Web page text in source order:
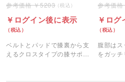
4
一番人気
当院で一番人気のコルセッ
もよく汚れも目立たないと
5203
ログイン後に表示
ベルトとパッドで膝裏から支
えるクロスタイプの膝サポー
ログ
腹部は
をガッチ